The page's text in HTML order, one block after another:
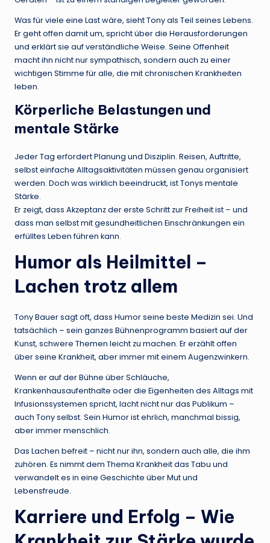
Was für viele eine Last wäre, sieht Tony als Teil seines Lebens.
Er geht offen damit um, spricht über die Herausforderungen
und erklärt sie auf verständliche Weise. Seine Offenheit
macht ihn nicht nur sympathisch, sondern auch zu einer
wichtigen Stimme für alle, die mit chronischen Krankheiten
leben.
Körperliche Belastungen und
mentale Stärke
Jeder Tag erfordert Planung und Disziplin. Reisen, Auftritte,
selbst einfache Alltagsaktivitäten müssen genau organisiert
werden. Doch was wirklich beeindruckt, ist Tonys mentale
Stärke.
Er zeigt, dass Akzeptanz der erste Schritt zur Freiheit ist – und
dass man selbst mit gesundheitlichen Einschränkungen ein
erfülltes Leben führen kann.
Humor als Heilmittel –
Lachen trotz allem
Tony Bauer sagt oft, dass Humor seine beste Medizin sei. Und
tatsächlich – sein ganzes Bühnenprogramm basiert auf der
Kunst, schwere Themen leicht zu machen. Er erzählt offen
über seine Krankheit, aber immer mit einem Augenzwinkern.
Wenn er auf der Bühne über Schläuche,
Krankenhausaufenthalte oder die Eigenheiten des Alltags mit
Infusionssystemen spricht, lacht nicht nur das Publikum –
auch Tony selbst. Sein Humor ist ehrlich, manchmal bissig,
aber immer menschlich.
Das Lachen befreit – nicht nur ihn, sondern auch alle, die ihm
zuhören. Es nimmt dem Thema Krankheit das Tabu und
verwandelt es in eine Geschichte über Mut und
Lebensfreude.
Karriere und Erfolg – Wie